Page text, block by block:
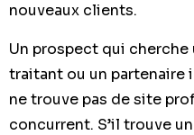
nouveaux clients.
Un prospect qui
traitant ou un partenaire
ne trouve pas de site
concurrent. S’il trouve